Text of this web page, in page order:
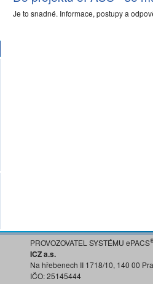
Je to snadné. Informace, postupy a
PROVOZOVATEL SYSTÉMU ePACS
ICZ a.s.
Na hřebenech II 1718/10, 140 00
IČO: 25145444